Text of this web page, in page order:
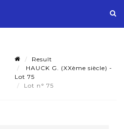
Result
HAUCK G. (XXème siècle) -
Lot 75
Lot n° 75